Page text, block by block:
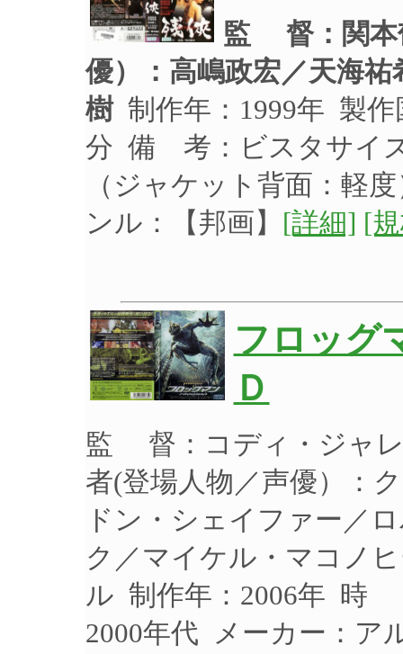
監 督：関本
優）： 高嶋政宏／天海
樹制作年：1999年 製
分 備 考：ビスタサイ
（ジャケット背面：軽
ンル：【邦画】 [詳細] [
フロッグ
Ｄ
監 督：コディ・ジャ
者(登場人物／声優）：
ドン・シェイファー／
ク／マイケル・マコノ
ル 制作年：2006年 時
2000年代 メーカー：